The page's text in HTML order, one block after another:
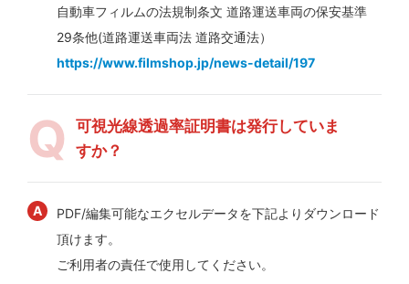
自動車フィルムの法規制条文 道路運送車両の保安基準
29条他(道路運送車両法 道路交通法）
https://www.filmshop.jp/news-detail/197
可視光線透過率証明書は発行していま
すか？
PDF/編集可能なエクセルデータを下記よりダウンロード
頂けます。
ご利用者の責任で使用してください。